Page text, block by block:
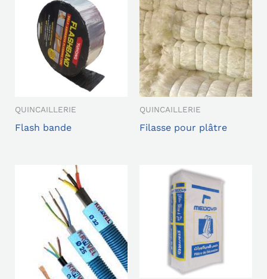
QUINCAILLERIE
Flash bande
QUINCAILLERIE
Filasse pour plâtre